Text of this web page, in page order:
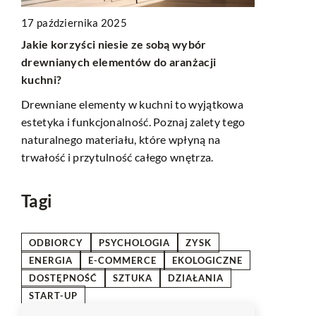
17 października 2025
Jakie korzyści niesie ze sobą wybór
drewnianych elementów do aranżacji
kuchni?
Drewniane elementy w kuchni to wyjątkowa
estetyka i funkcjonalność. Poznaj zalety tego
naturalnego materiału, które wpłyną na
trwałość i przytulność całego wnętrza.
Tagi
ODBIORCY PSYCHOLOGIA
ZYSK
ENERGIA
E-COMMERCE
EKOLOGICZNE
DOSTĘPNOŚĆ
SZTUKA
DZIAŁANIA
START-UP